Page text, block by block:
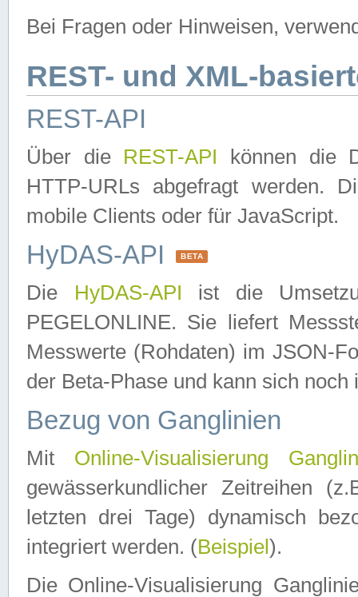
Bei Fragen oder Hinweisen,
REST- und XML-
REST-API
Über die REST-API können die
HTTP-URLs abgefragt werden.
mobile Clients oder für JavaScript.
HyDAS-API BETA
Die HyDAS-API ist die
PEGELONLINE. Sie liefert
Messwerte (Rohdaten) im JSON-
der Beta-Phase und kann sich noch
Bezug von Ganglinien
Mit Online-Visualisierung
gewässerkundlicher Zeitreihen
letzten drei Tage) dynamisch
integriert werden. (Beispiel ).
Die Online-Visualisierung